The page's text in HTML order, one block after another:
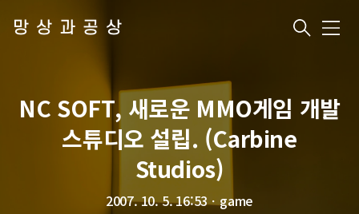
망상과공상 메
NC SOFT, 새로운 MMO게임 개발
스튜디오 설립. (Carbine
Studios)
2007. 10. 5. 16:53ㆍgame